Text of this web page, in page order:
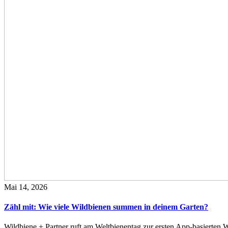
Mai 14, 2026
Zähl mit: Wie viele Wildbienen summen in deinem Garten?